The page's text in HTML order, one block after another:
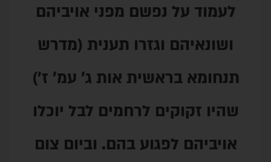
מפני אויביהם
וגזרו תענית (מדרש
אות ג' עמ' ז')
לרחמים לבל יוכלו
בהם. וביום צום